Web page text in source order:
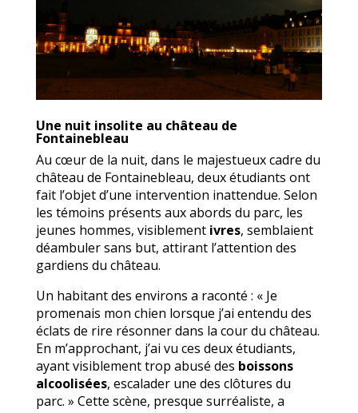
Une nuit insolite au château de
Fontainebleau
Au cœur de la nuit, dans le majestueux cadre du
château de Fontainebleau, deux étudiants ont
fait l’objet d’une intervention inattendue. Selon
les témoins présents aux abords du parc, les
jeunes hommes, visiblement ivres, semblaient
déambuler sans but, attirant l’attention des
gardiens du château.
Un habitant des environs a raconté : « Je
promenais mon chien lorsque j’ai entendu des
éclats de rire résonner dans la cour du château.
En m’approchant, j’ai vu ces deux étudiants,
ayant visiblement trop abusé des boissons
alcoolisées, escalader une des clôtures du
parc. » Cette scène, presque surréaliste, a